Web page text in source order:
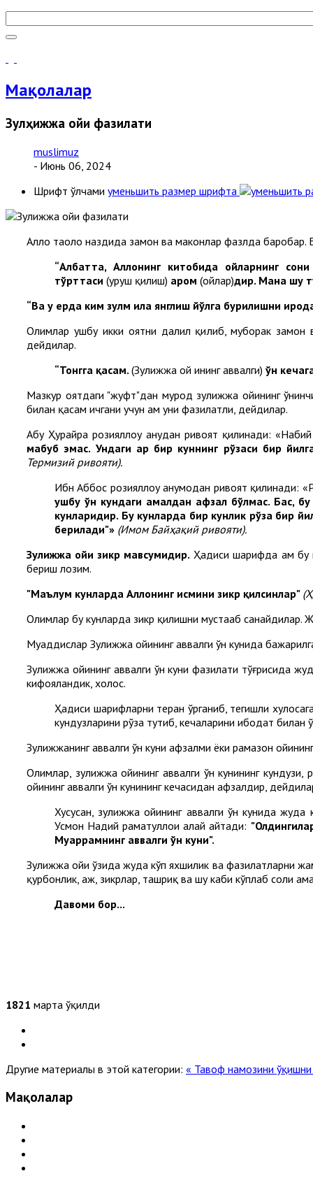
Мақолалар
Зулҳижжа ойи фазилати
muslimuz
- Июнь 06, 2024
Шрифт ўлчами уменьшить размер шрифта
Аллоҳ таоло наздида замон ва маконлар фазлда
“Албатта, Аллоҳнинг китобида ойларнинг
тўрттаси (уруш қилиш) ҳаром (ойлар)дир. Мана шу
“Ва у ерда ким зулм ила янглиш йўлга бурилишни
Олимлар ушбу икки оятни далил қилиб, муборак замон
дейдилар.
“Тонгга қасам. (Зулҳижжа ой ининг аввалги) ўн
Мазкур оятдаги "жуфт"дан мурод зулҳижжа ойининг
билан қасам ичгани учун ҳам уни фазилатли, дейдилар.
Абу Ҳурайра розияллоҳу анҳудан ривоят қилинади:
маҳбуб эмас. Ундаги ҳар бир куннинг рўзаси бир
Термизий ривояти).
Ибн Аббос розияллоҳу анҳумодан ривоят қилинади:
ушбу ўн кундаги амалдан афзал бўлмас. Бас, бу
кунларидир. Бу кунларда бир кунлик рўза бир
берилади"» (Имом Байҳақий ривояти).
Зулҳижжа ойи зикр мавсумидир. Ҳадиси шарифда ҳам бу
бериш лозим.
"Маълум кунларда Аллоҳнинг исмини зикр қилсинлар"
Олимлар бу кунларда зикр қилишни мустаҳаб санайдилар.
Муҳаддислар Зулҳижжа ойининг аввалги ўн кунида
Зулҳижжа ойининг аввалги ўн куни фазилати тўғрисида
кифояландик, холос.
Ҳадиси шарифларни теран ўрганиб, тегишли
кундузларини рўза тутиб, кечаларини ибодат билан
Зулҳижжанинг аввалги ўн куни афзалми ёки рамазон
Олимлар, зулҳижжа ойининг аввалги ўн кунининг
ойининг аввалги ўн кунининг кечасидан афзалдир,
Хусусан, зулҳижжа ойининг аввалги ўн кунида
Усмон Наҳдий раҳматуллоҳи алайҳ айтади:
Муҳаррамнинг аввалги ўн куни".
Зулҳижжа ойи ўзида жуда кўп яхшилик ва фазилатларни
қурбонлик, ҳаж, зикрлар, ташриқ ва шу каби кўплаб солиҳ
Давоми бор...
1821 марта ўқилди
Другие материалы в этой категории: « Тавоф намозини
Мақолалар